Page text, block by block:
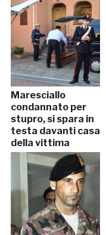
Maresciallo
condannato per
stupro, si spara in
testa davanti casa
della vittima